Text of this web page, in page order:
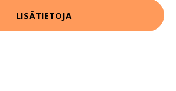
LISÄTIETOJA